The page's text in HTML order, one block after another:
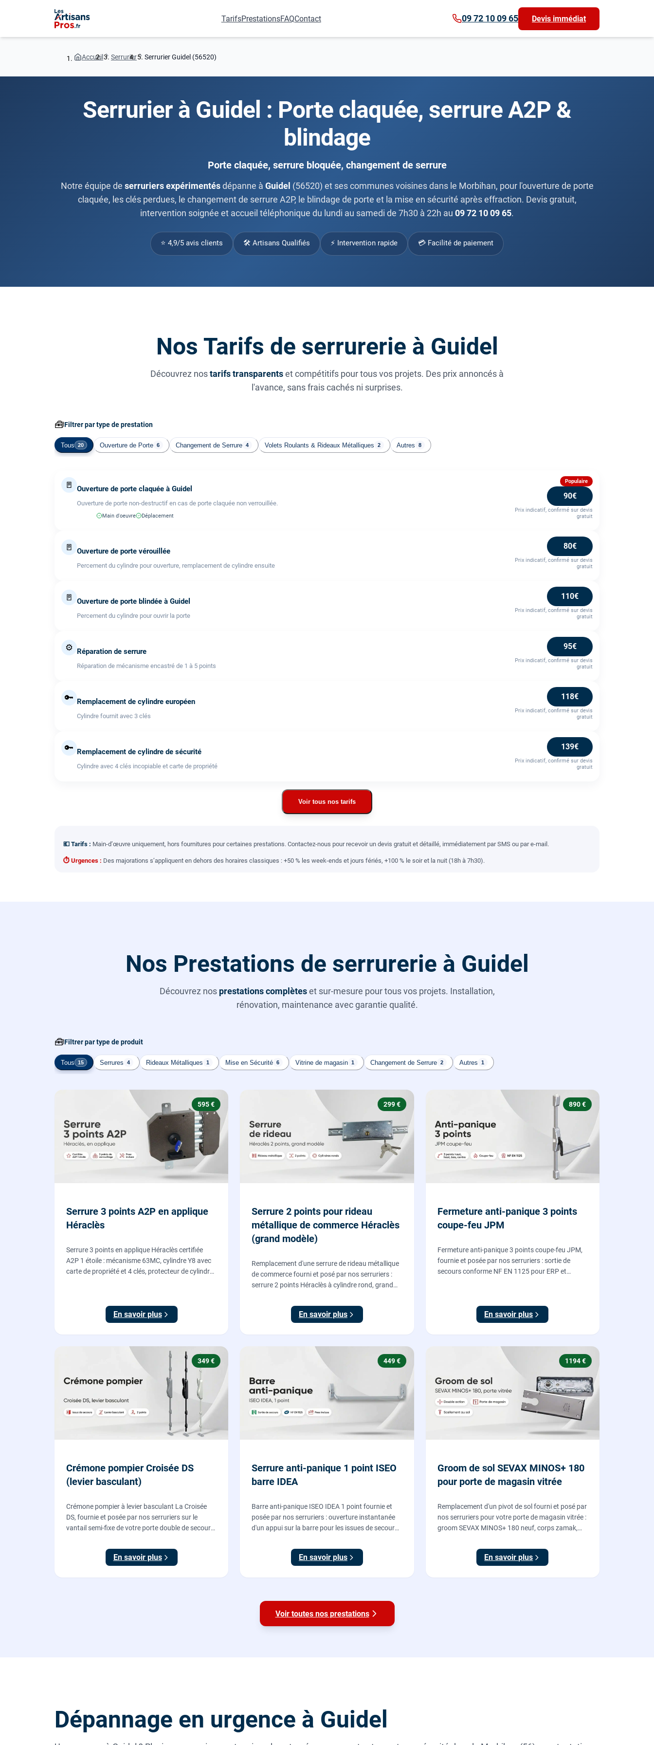
TarifsPrestationsFAQContact 09 72 10 09 65 Devis immédiat
Accueil Serrurier Serrurier Guidel (56520)
Serrurier à Guidel : Porte claquée, serrure A2P &
blindage
Porte claquée, serrure bloquée, changement de serrure
Notre équipe de serruriers expérimentésdépanne à Guidel (56520) et ses communes voisines dans le Morbihan, pour l'ouverture de porte
claquée, les clés perdues, le changement de serrure A2P, le blindage de porte et la mise en sécurité après effraction. Devis gratuit,
intervention soignée et accueil téléphonique du lundi au samedi de 7h30 à 22h au 09 72 10 09 65.
⭐ 4,9/5 avis clients 🛠 Artisans Qualifiés ⚡ Intervention rapide 💳 Facilité de paiement
Nos Tarifs de serrurerie à Guidel
Découvrez nostarifs transparentset compétitifs pour tous vos projets. Des prix annoncés à
l'avance, sans frais cachés ni surprises.
🧰Filtrer par type de prestation
Tous 20 Ouverture de Porte 6 Changement de Serrure 4 Volets Roulants & Rideaux Métalliques 2 Autres 8
🚪 Ouverture de porte claquée à Guidel
Ouverture de porte non-destructif en cas de porte claquée non verrouillée.
Main d'oeuvre Déplacement
Populaire
90€
Prix indicatif, confirmé sur devis
gratuit
🚪 Ouverture de porte vérouillée
Percement du cylindre pour ouverture, remplacement de cylindre ensuite
80€
Prix indicatif, confirmé sur devis
gratuit
🚪 Ouverture de porte blindée à Guidel
Percement du cylindre pour ouvrir la porte
110€
Prix indicatif, confirmé sur devis
gratuit
⚙️ Réparation de serrure
Réparation de mécanisme encastré de 1 à 5 points
95€
Prix indicatif, confirmé sur devis
gratuit
🔑 Remplacement de cylindre européen
Cylindre fournit avec 3 clés
118€
Prix indicatif, confirmé sur devis
gratuit
🔑 Remplacement de cylindre de sécurité
Cylindre avec 4 clés incopiable et carte de propriété
139€
Prix indicatif, confirmé sur devis
gratuit
Voir tous nos tarifs
💶 Tarifs : Main-d’œuvre uniquement, hors fournitures pour certaines prestations. Contactez-nous pour recevoir un devis gratuit et détaillé, immédiatement par SMS ou par e-mail.
⏱ Urgences : Des majorations s’appliquent en dehors des horaires classiques : +50 % les week-ends et jours fériés, +100 % le soir et la nuit (18h à 7h30).
Nos Prestations de serrurerie à Guidel
Découvrez nos prestations complèteset sur-mesure pour tous vos projets. Installation,
rénovation, maintenance avec garantie qualité.
🧰Filtrer par type de produit
Tous 15 Serrures 4 Rideaux Métalliques 1 Mise en Sécurité 6 Vitrine de magasin 1 Changement de Serrure 2 Autres 1
595 €
Serrure 3 points A2P en applique
Héraclès
Serrure 3 points en applique Héraclès certifiée
A2P 1 étoile : mécanisme 63MC, cylindre Y8 avec
carte de propriété et 4 clés, protecteur de cylindre
En savoir plus
299 €
Serrure 2 points pour rideau
métallique de commerce Héraclès
(grand modèle)
Remplacement d'une serrure de rideau métallique
de commerce fourni et posé par nos serruriers :
serrure 2 points Héraclès à cylindre rond, grand
tringle plate et réglage des deux points de
En savoir plus
890 €
Fermeture anti-panique 3 points
coupe-feu JPM
Fermeture anti-panique 3 points coupe-feu JPM,
fournie et posée par nos serruriers : sortie de
secours conforme NF EN 1125 pour ERP et
En savoir plus
349 €
Crémone pompier Croisée DS
(levier basculant)
Crémone pompier à levier basculant La Croisée
DS, fournie et posée par nos serruriers sur le
vantail semi-fixe de votre porte double de secours
ouverture testée.
En savoir plus
449 €
Serrure anti-panique 1 point ISEO
barre IDEA
Barre anti-panique ISEO IDEA 1 point fournie et
posée par nos serruriers : ouverture instantanée
d'un appui sur la barre pour les issues de secours
En savoir plus
1194 €
Groom de sol SEVAX MINOS+ 180
pour porte de magasin vitrée
Remplacement d'un pivot de sol fourni et posé par
nos serruriers pour votre porte de magasin vitrée :
groom SEVAX MINOS+ 180 neuf, corps zamak,
scellement au sol, réglage et essais. 995 euros HT
En savoir plus
Voir toutes nos prestations
Dépannage en urgence à Guidel